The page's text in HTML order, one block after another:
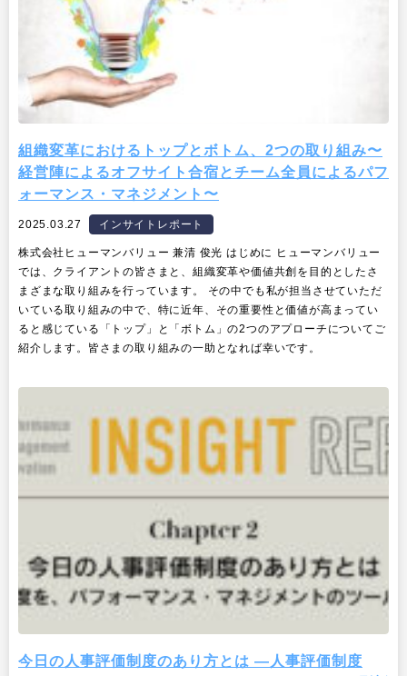
組織変革におけるトップとボトム、2つの取り組み〜
経営陣によるオフサイト合宿とチーム全員によるパフ
ォーマンス・マネジメント〜
2025.03.27 インサイトレポート
株式会社ヒューマンバリュー 兼清 俊光 はじめに ヒューマンバリュー
では、クライアントの皆さまと、組織変革や価値共創を目的としたさ
まざまな取り組みを行っています。 その中でも私が担当させていただ
いている取り組みの中で、特に近年、その重要性と価値が高まってい
ると感じている「トップ」と「ボトム」の2つのアプローチについてご
紹介します。皆さまの取り組みの一助となれば幸いです。
今日の人事評価制度のあり方とは ―人事評価制度